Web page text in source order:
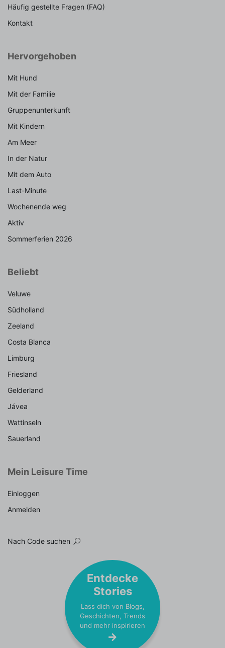
Häufig gestellte Fragen (FAQ)
Kontakt
Hervorgehoben
Mit Hund
Mit der Familie
Gruppenunterkunft
Mit Kindern
Am Meer
In der Natur
Mit dem Auto
Last-Minute
Wochenende weg
Aktiv
Sommerferien 2026
Beliebt
Veluwe
Südholland
Zeeland
Costa Blanca
Limburg
Friesland
Gelderland
Jávea
Wattinseln
Sauerland
Mein Leisure Time
Einloggen
Anmelden
Nach Code suchen
Entdecke
Stories
Lass dich von Blogs,
Geschichten, Trends
und mehr inspirieren